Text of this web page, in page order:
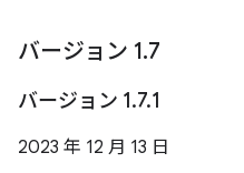
バージョン 1.7
バージョン 1.7.1
2023 年 12 月 13 日